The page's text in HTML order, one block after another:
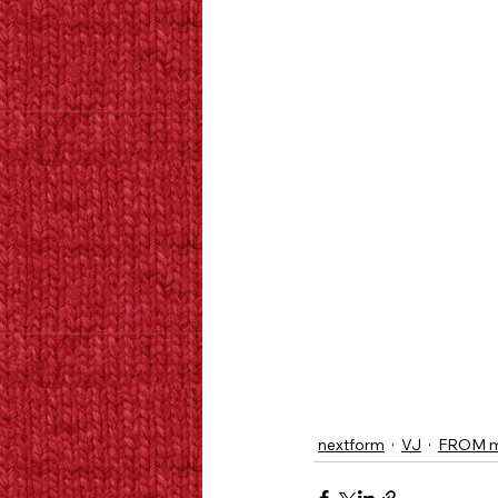
nextform VJ FROM